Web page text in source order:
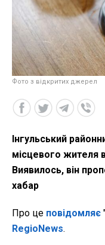
Фото з відкритих джерел
Інгульський
місцевого жителя
Виявилось, він
хабар
Про це повідомляє
RegioNews.